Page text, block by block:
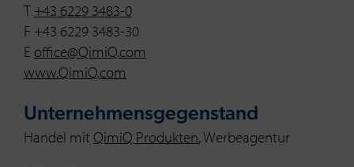
T +43 6229 3483-0
F +43 6229 3483-30
E office@QimiQ.com
www.QimiQ.com
Unternehmensgegenstand
Handel mit QimiQ Produkten, Werbeagentur